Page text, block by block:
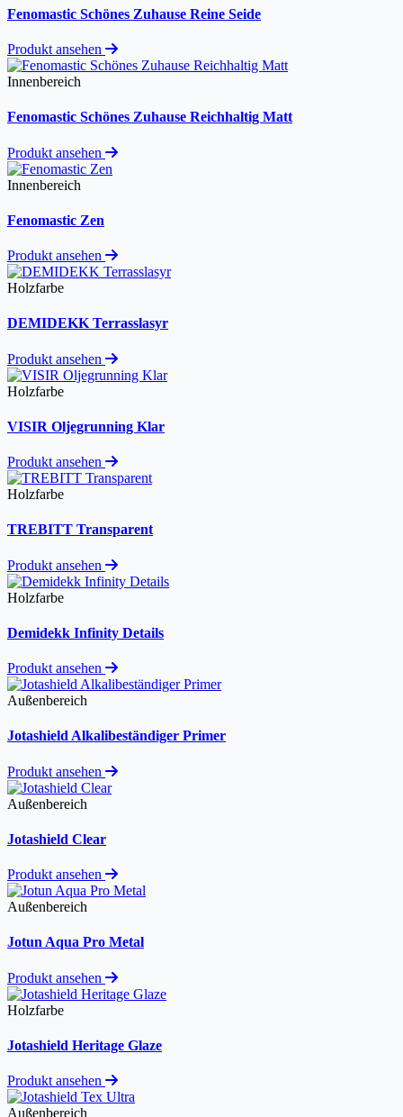
Fenomastic Schönes Zuhause Reine Seide
Produkt ansehen
Innenbereich
Fenomastic Schönes Zuhause Reichhaltig Matt
Produkt ansehen
Innenbereich
Fenomastic Zen
Produkt ansehen
Holzfarbe
DEMIDEKK Terrasslasyr
Produkt ansehen
Holzfarbe
VISIR Oljegrunning Klar
Produkt ansehen
Holzfarbe
TREBITT Transparent
Produkt ansehen
Holzfarbe
Demidekk Infinity Details
Produkt ansehen
Außenbereich
Jotashield Alkalibeständiger Primer
Produkt ansehen
Außenbereich
Jotashield Clear
Produkt ansehen
Außenbereich
Jotun Aqua Pro Metal
Produkt ansehen
Holzfarbe
Jotashield Heritage Glaze
Produkt ansehen
Außenbereich